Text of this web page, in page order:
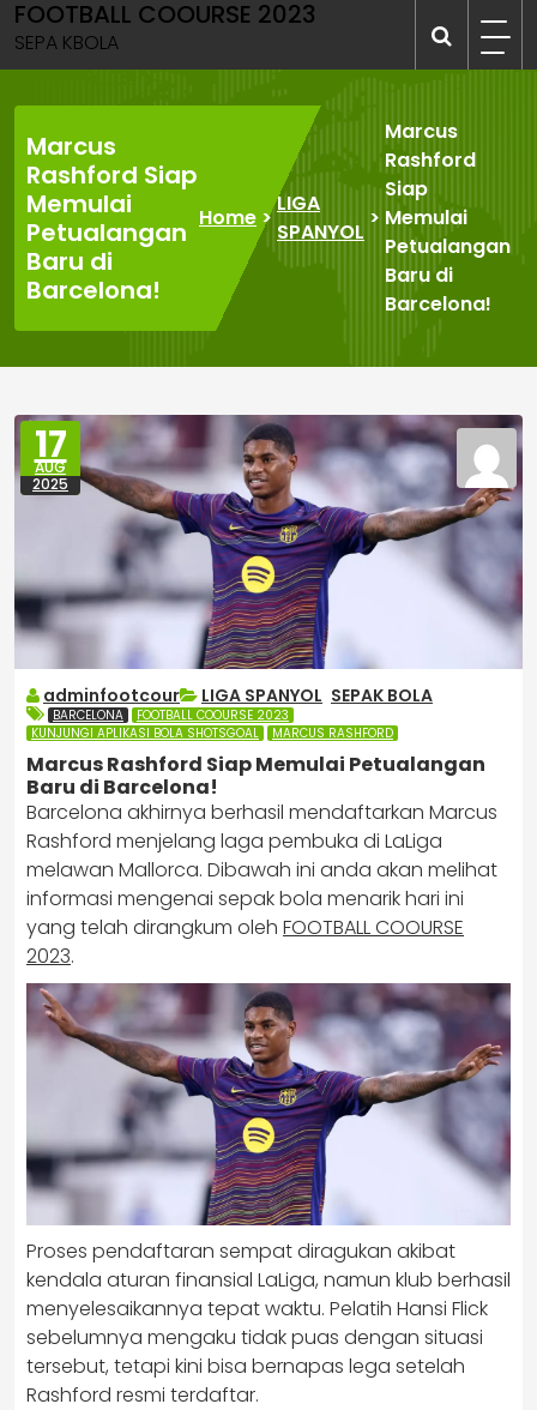
Skip
to
content
FOOTBALL COOURSE 2023
SEPA KBOLA
Marcus
Rashford Siap
Memulai
Petualangan
Baru di
Barcelona!
Home >
LIGA
SPANYOL
>
Marcus
Rashford
Siap
Memulai
Petualangan
Baru di
Barcelona!
17
AUG
2025
adminfootcour LIGA SPANYOL SEPAK BOLA
BARCELONA
FOOTBALL COOURSE 2023
KUNJUNGI APLIKASI BOLA SHOTSGOAL
MARCUS RASHFORD
Marcus Rashford Siap Memulai Petualangan
Baru di Barcelona!
Barcelona akhirnya berhasil mendaftarkan Marcus
Rashford menjelang laga pembuka di LaLiga
melawan Mallorca. Dibawah ini anda akan melihat
informasi mengenai sepak bola menarik hari ini
yang telah dirangkum oleh FOOTBALL COOURSE
2023.
Proses pendaftaran sempat diragukan akibat
kendala aturan finansial LaLiga, namun klub berhasil
menyelesaikannya tepat waktu. Pelatih Hansi Flick
sebelumnya mengaku tidak puas dengan situasi
tersebut, tetapi kini bisa bernapas lega setelah
Rashford resmi terdaftar.